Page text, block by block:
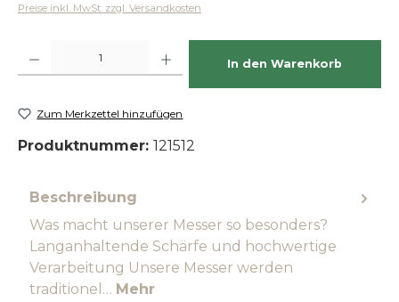
Preise inkl. MwSt. zzgl. Versandkosten
In den Warenkorb
Zum Merkzettel hinzufügen
Produktnummer: 121512
Beschreibung
Was macht unserer Messer so besonders?
Langanhaltende Schärfe und hochwertige
Verarbeitung Unsere Messer werden
traditionel… Mehr